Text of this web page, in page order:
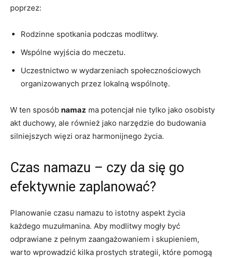
⁢poprzez:
Rodzinne spotkania ⁢podczas modlitwy.
Wspólne wyjścia​ do ⁢meczetu.
Uczestnictwo ‌w ⁣wydarzeniach społecznościowych
organizowanych przez⁣ lokalną wspólnotę.
W ten sposób namaz ma potencjał nie tylko jako osobisty
akt duchowy, ale ⁣również jako narzędzie do budowania
silniejszych więzi oraz ⁤harmonijnego życia.
Czas namazu – czy da się go‍
efektywnie zaplanować?
Planowanie czasu namazu to istotny​ aspekt życia
każdego⁤ muzułmanina. Aby modlitwy mogły być
odprawiane ‍z pełnym zaangażowaniem i skupieniem,⁤
warto wprowadzić kilka ‍prostych strategii, ‌które pomogą